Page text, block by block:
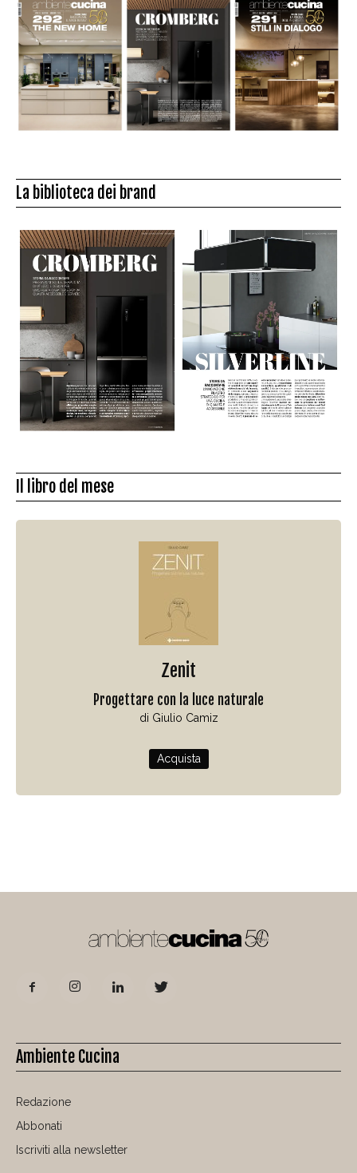
La biblioteca dei brand
Il libro del mese
Zenit
Progettare con la luce naturale
di Giulio Camiz
Acquista
Ambiente Cucina
Redazione
Abbonati
Iscriviti alla newsletter